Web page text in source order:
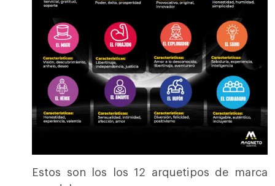
Estos son los los 12 arquetipos de marca